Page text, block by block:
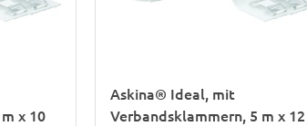
x 10
Askina® Ideal, mit
Verbandsklammern, 5 m x 12